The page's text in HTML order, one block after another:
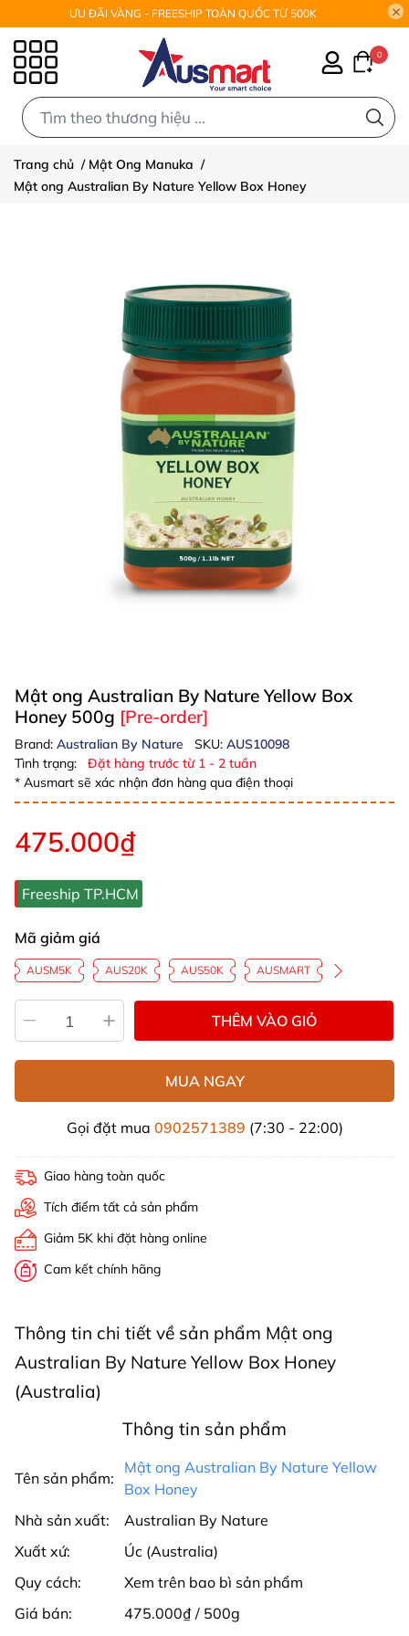
ƯU ĐÃI VÀNG - FREESHIP TOÀN QUỐC TỪ 500K
0
Trang chủ / Mật Ong Manuka /
Mật ong Australian By Nature Yellow Box Honey
Mật ong Australian By Nature Yellow Box
Honey 500g [Pre-order]
Brand: Australian By Nature SKU: AUS10098
Tình trạng:
Đặt hàng trước từ 1 - 2 tuần
* Ausmart sẽ xác nhận đơn hàng qua điện thoại
475.000₫
Freeship TP.HCM
Mã giảm giá
AUSM5K AUS20K AUS50K AUSMART
THÊM VÀO GIỎ
MUA NGAY
Gọi đặt mua 0902571389 (7:30 - 22:00)
Giao hàng toàn quốc
Tích điểm tất cả sản phẩm
Giảm 5K khi đặt hàng online
Cam kết chính hãng
Thông tin chi tiết về sản phẩm Mật ong
Australian By Nature Yellow Box Honey
(Australia)
Thông tin sản phẩm
Tên sản phẩm:
Mật ong Australian By Nature Yellow
Box Honey
Nhà sản xuất:
Australian By Nature
Xuất xứ:
Úc (Australia)
Quy cách:
Xem trên bao bì sản phẩm
Giá bán:
475.000₫ / 500g